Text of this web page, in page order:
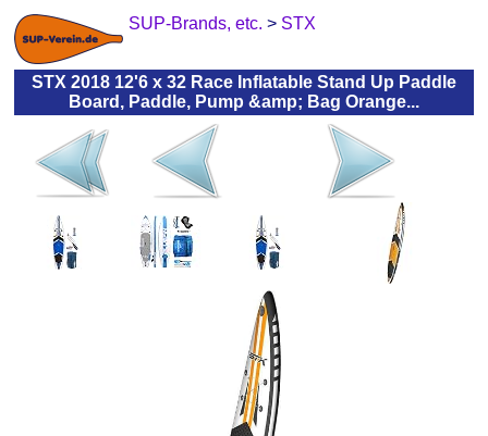
SUP-Brands, etc. > STX
STX 2018 12'6 x 32 Race Inflatable Stand Up Paddle
Board, Paddle, Pump &amp; Bag Orange...